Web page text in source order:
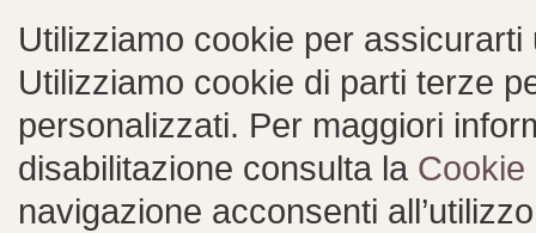
Utilizziamo cookie per
Utilizziamo cookie di parti terze
personalizzati. Per maggiori
disabilitazione consulta la Cookie
navigazione acconsenti